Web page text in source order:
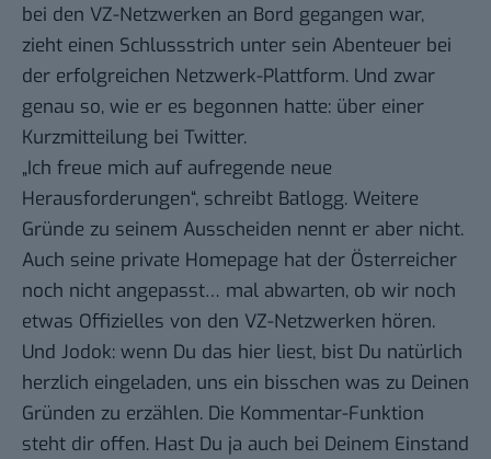
bei den VZ-Netzwerken an Bord gegangen war,
zieht einen Schlussstrich unter sein Abenteuer bei
der erfolgreichen Netzwerk-Plattform. Und zwar
genau so, wie er es begonnen hatte: über einer
Kurzmitteilung bei Twitter.
„Ich freue mich auf aufregende neue
Herausforderungen“, schreibt Batlogg. Weitere
Gründe zu seinem Ausscheiden nennt er aber nicht.
Auch seine private Homepage hat der Österreicher
noch nicht angepasst… mal abwarten, ob wir noch
etwas Offizielles von den VZ-Netzwerken hören.
Und Jodok: wenn Du das hier liest, bist Du natürlich
herzlich eingeladen, uns ein bisschen was zu Deinen
Gründen zu erzählen. Die Kommentar-Funktion
steht dir offen. Hast Du ja auch bei Deinem Einstand